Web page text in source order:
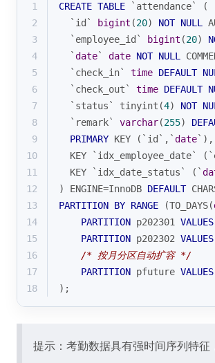
1 CREATE TABLE `attendance` (
2
  `id`
bigint (20) NOT NULL
3
  `employee_id`
bigint (20)
4
  `
date` date NOT NULL
5
  `check_in`
time DEFAULT
6
  `check_out`
time DEFAULT
7
  `status` tinyint(
4) NOT
8
  `remark`
varchar(255)
9
PRIMARY KEY (`id`,`date`),
10
KEY `idx_employee_date`
11
  KEY `idx_date_status` (`
12
) ENGINE=InnoDB DEFAULT
13
PARTITION BY RANGE (TO_DAYS(
14
PARTITION p202301 VALUES
15
PARTITION p202302 VALUES
16
/* 按月分区自动扩容 */
17
PARTITION pfuture VALUES
18
);
提示：考勤数据具有强时间序列特